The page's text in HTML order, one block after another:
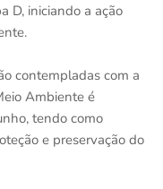
D, iniciando a ação
contempladas com a
Ambiente é
tendo como
e preservação do